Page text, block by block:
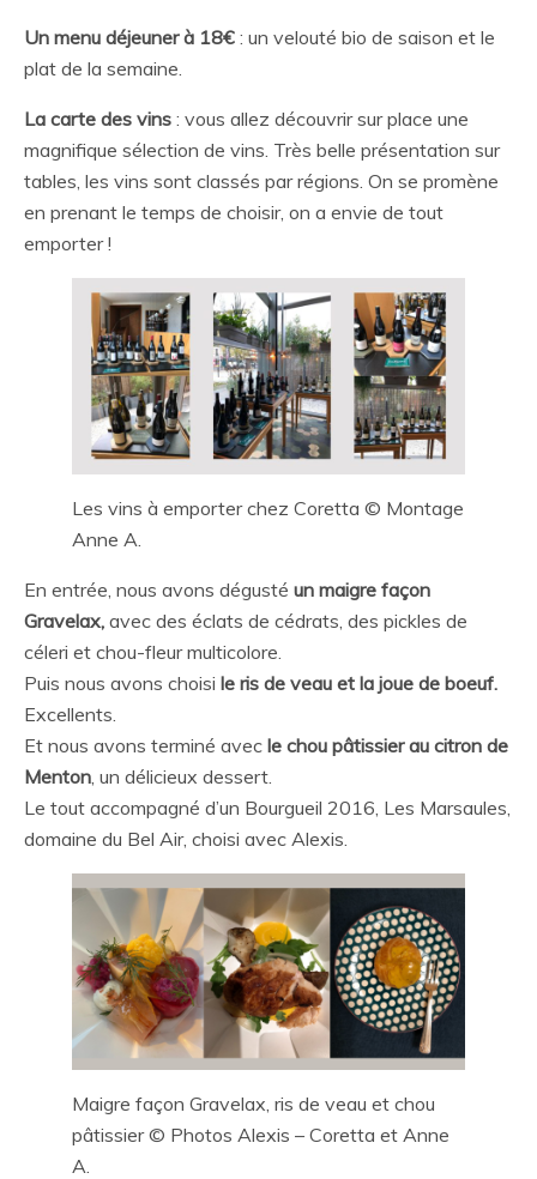
Un menu déjeuner à 18€ : un velouté bio de saison et le
plat de la semaine.
La carte des vins : vous allez découvrir sur place une
magnifique sélection de vins. Très belle présentation sur
tables, les vins sont classés par régions. On se promène
en prenant le temps de choisir, on a envie de tout
emporter !
Les vins à emporter chez Coretta © Montage
Anne A.
En entrée, nous avons dégusté un maigre façon
Gravelax, avec des éclats de cédrats, des pickles de
céleri et chou-fleur multicolore.
Puis nous avons choisi le ris de veau et la joue de boeuf.
Excellents.
Et nous avons terminé avec le chou pâtissier au citron de
Menton, un délicieux dessert.
Le tout accompagné d’un Bourgueil 2016, Les Marsaules,
domaine du Bel Air, choisi avec Alexis.
Maigre façon Gravelax, ris de veau et chou
pâtissier © Photos Alexis – Coretta et Anne
A.